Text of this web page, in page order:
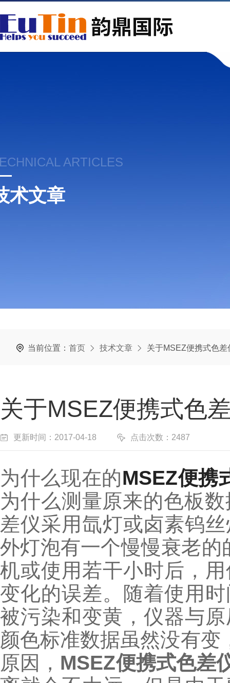
ARTICLES
术文章
当前位置： 首页 技术文章 关于MSEZ便携式色差
关于MSEZ便携式色
更新时间：2017-04-18 点击次数：2487
为什么现在的MSEZ便携
为什么测量原来的色板
差仪采用氙灯或卤素钨
外灯泡有一个慢慢衰老
机或使用若干小时后，
变化的误差。随着使用
被污染和变黄，仪器与
颜色标准数据虽然没有
原因， MSEZ便携式色差